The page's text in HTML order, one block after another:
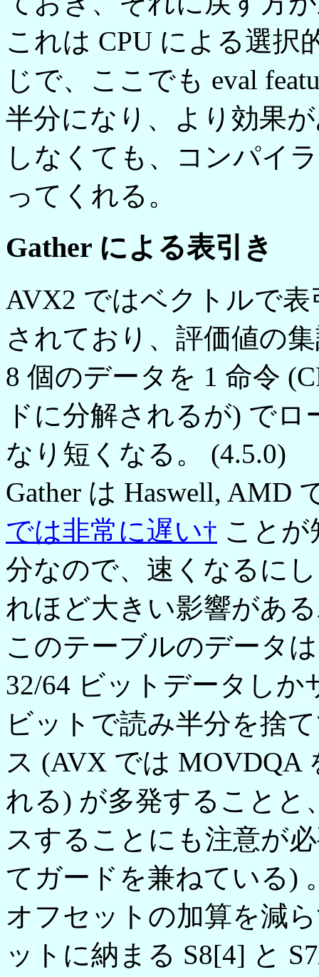
これは CPU による選択
じで、ここでも eval
半分になり、より効果
しなくても、コンパイ
ってくれる。
Gather による表引き
AVX2 ではベクトルで表
されており、評価値の
8 個のデータを 1 命令
ドに分解されるが) で
なり短くなる。 (4.5.0)
Gather は Haswell, AMD
では非常に遅い† ことが
分なので、速くなるに
れほど大きい影響があ
このテーブルのデータ
32/64 ビットデータし
ビットで読み半分を捨
ス (AVX では MOVDQA
れる) が多発することと
スすることにも注意が
てガードを兼ねている)
オフセットの加算を減
ットに納まる S8[4] と